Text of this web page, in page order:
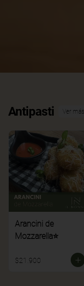
Antipasti Ver más
Arancini de
Mozzarella⭐
$21.900